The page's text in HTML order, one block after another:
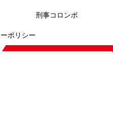
刑事コロンボ
ポリシー